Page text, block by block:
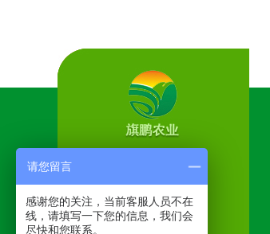
请您留言
感谢您的关注，当前客服人员不在
线，请填写一下您的信息，我们会
尽快和您联系。